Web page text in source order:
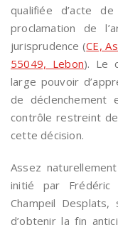
qualifiée d’acte
proclamation de
jurisprudence (CE,
55049, Lebon). Le
large pouvoir
de déclenchement
contrôle restreint de
cette décision.
Assez
initié par Frédéric
Champeil
d’obtenir la fin